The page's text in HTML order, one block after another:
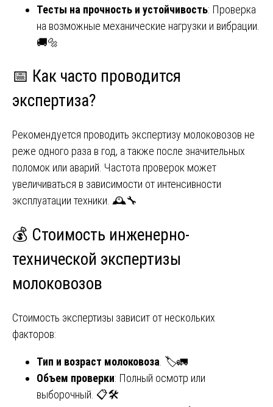
Тесты на прочность и устойчивость: Проверка
на возможные механические нагрузки и вибрации.
🚚🔩
📅 Как часто проводится
экспертиза?
Рекомендуется проводить экспертизу молоковозов не
реже одного раза в год, а также после значительных
поломок или аварий. Частота проверок может
увеличиваться в зависимости от интенсивности
эксплуатации техники. 🕰️🔧
💰 Стоимость инженерно-
технической экспертизы
молоковозов
Стоимость экспертизы зависит от нескольких
факторов:
Тип и возраст молоковоза. 🏷️🚛
Объем проверки: Полный осмотр или
выборочный. 📋🛠️